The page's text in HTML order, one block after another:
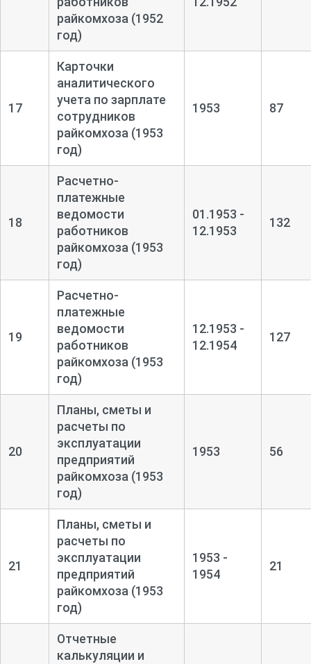
райкомхоза (1952
год)
17
Карточки
аналитического
учета по зарплате
сотрудников
райкомхоза (1953
год)
1953 87
18
Расчетно-
платежные
ведомости
работников
райкомхоза (1953
год)
01.1953 -
12.1953
132
19
Расчетно-
платежные
ведомости
работников
райкомхоза (1953
год)
12.1953 -
12.1954
127
20
Планы, сметы и
расчеты по
эксплуатации
предприятий
райкомхоза (1953
год)
1953 56
21
Планы, сметы и
расчеты по
эксплуатации
предприятий
райкомхоза (1953
год)
1953 -
1954
21
Отчетные
калькуляции и